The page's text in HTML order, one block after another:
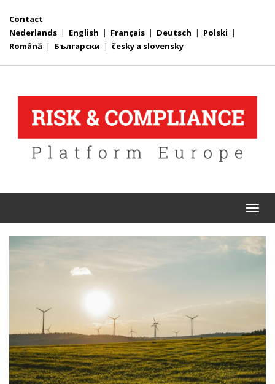
Contact
Nederlands | English | Français | Deutsch | Polski |
Română | Български | česky a slovensky